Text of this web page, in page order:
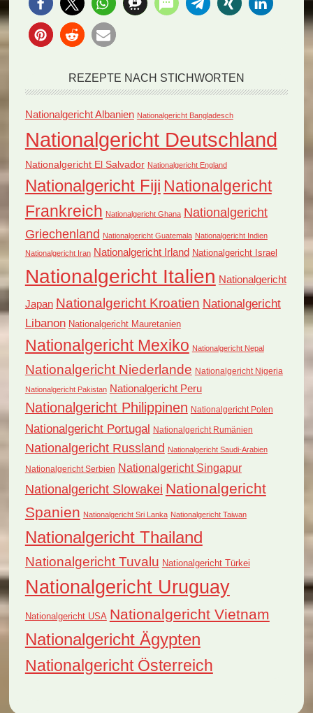
REZEPTE NACH STICHWORTEN
Nationalgericht Albanien Nationalgericht Bangladesch
Nationalgericht Deutschland
Nationalgericht El Salvador Nationalgericht England
Nationalgericht Fiji Nationalgericht
Frankreich Nationalgericht Ghana Nationalgericht
Griechenland Nationalgericht Guatemala Nationalgericht Indien
Nationalgericht Iran Nationalgericht Irland Nationalgericht Israel
Nationalgericht Italien Nationalgericht
Japan Nationalgericht Kroatien Nationalgericht
Libanon Nationalgericht Mauretanien
Nationalgericht Mexiko Nationalgericht Nepal
Nationalgericht Niederlande Nationalgericht Nigeria
Nationalgericht Pakistan Nationalgericht Peru
Nationalgericht Philippinen Nationalgericht Polen
Nationalgericht Portugal Nationalgericht Rumänien
Nationalgericht Russland Nationalgericht Saudi-Arabien
Nationalgericht Serbien Nationalgericht Singapur
Nationalgericht Slowakei Nationalgericht
Spanien Nationalgericht Sri Lanka Nationalgericht Taiwan
Nationalgericht Thailand
Nationalgericht Tuvalu Nationalgericht Türkei
Nationalgericht Uruguay
Nationalgericht USA Nationalgericht Vietnam
Nationalgericht Ägypten
Nationalgericht Österreich